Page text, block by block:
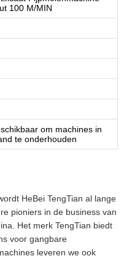
100 M/MIN
om machines in
te onderhouden
HeBei TengTian al lange
pioniers in de business van
Het merk TengTian biedt
voor gangbare
leveren we ook